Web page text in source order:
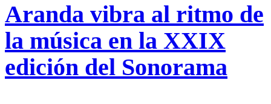
Aranda vibra al ritmo de
la música en la XXIX
edición del Sonorama